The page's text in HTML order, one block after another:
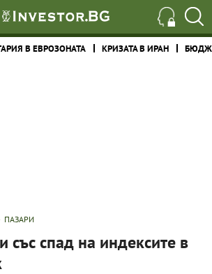
В ЕВРОЗОНАТА КРИЗАТА В ИРАН
ПАЗАРИ
със спад на индексите в